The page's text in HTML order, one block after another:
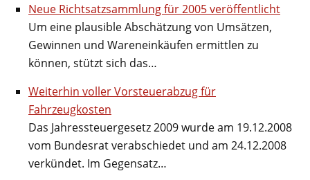
Neue Richtsatzsammlung für 2005 veröffentlicht
Um eine plausible Abschätzung von Umsätzen,
Gewinnen und Wareneinkäufen ermittlen zu
können, stützt sich das…
Weiterhin voller Vorsteuerabzug für
Fahrzeugkosten
Das Jahressteuergesetz 2009 wurde am 19.12.2008
vom Bundesrat verabschiedet und am 24.12.2008
verkündet. Im Gegensatz…